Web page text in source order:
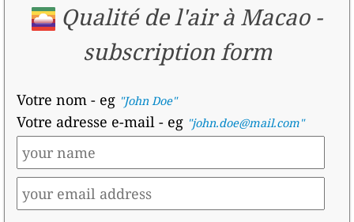
Qualité de l'air à Macao-
subscription form
Votre nom- eg "John Doe"
Votre adresse e-mail- eg "john.doe@mail.com"